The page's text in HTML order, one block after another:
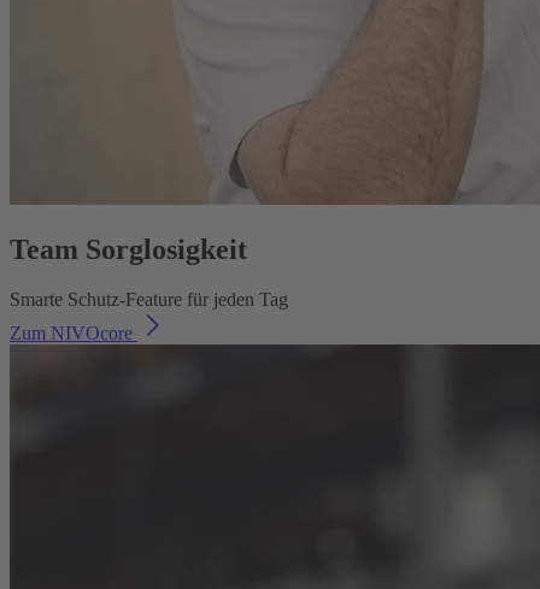
Team Sorglosigkeit
Smarte Schutz-Feature für jeden Tag
Zum NIVOcore